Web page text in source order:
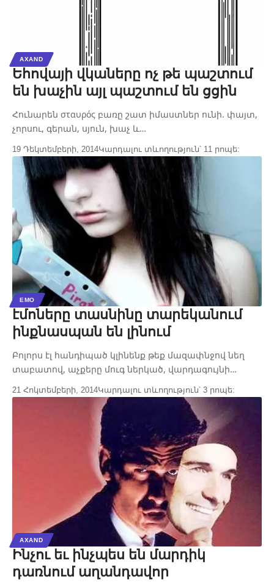
AXAND
Եհովայի վկաները ոչ թե պաշտում
են խաչին այլ պաշտում են ցցին
Հունարեն σταυρός բառը շատ իմաստներ ունի. փայտ,
չորսու, գերան, սյուն, խաչ և…
19 Դեկտեմբերի, 2014Կարդալու տևողություն՝ 11 րոպե:
EMO
էմոները տասնինը տարեկանում
ինքնասպան են լինում
Բոլորս էլ հանդիպած կլինենք թեք մազափնջով նեղ
տաբատով, աչքերը մուգ ներկած, վարդագույնի…
21 Հոկտեմբերի, 2014Կարդալու տևողություն՝ 3 րոպե:
AXAND
Ինչու եւ ինչպես են մարդիկ
դառնում աղանդավոր